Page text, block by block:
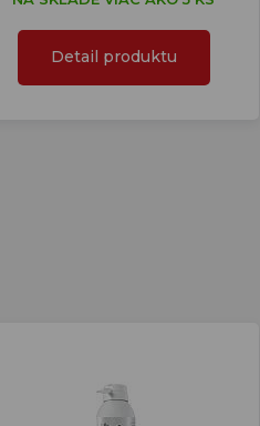
Detail produktu